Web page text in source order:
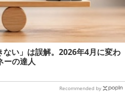
ない」は誤解。2026年4月に変わ
ーの達人
Recommended by